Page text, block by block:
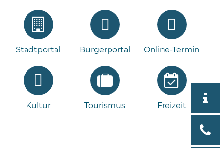
Stadtportal Bürgerportal Online-Termin
Kultur Tourismus Freizeit